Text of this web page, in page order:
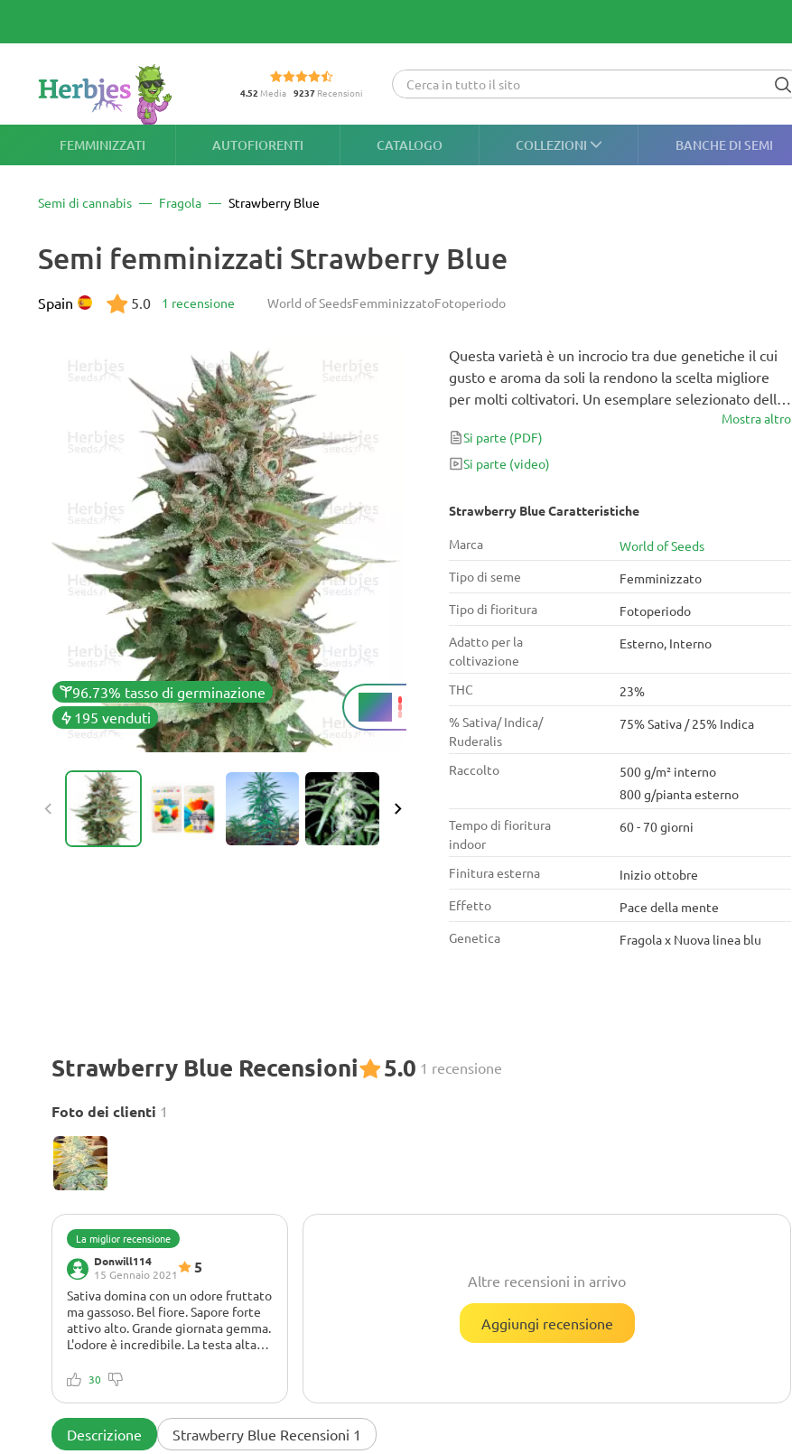
4.52 Media 9237 Recensioni
FEMMINIZZATI AUTOFIORENTI CATALOGO COLLEZIONI BANCHE DI SEMI
Semi di cannabis Fragola Strawberry Blue
96.73% tasso di germinazione
195 venduti
23%
THC
Semi femminizzati Strawberry Blue
World of SeedsFemminizzatoFotoperiodo
Spain 5.0 1 recensione
Strawberry Blue Caratteristiche
Marca
World of Seeds
Tipo di seme
Femminizzato
Tipo di fioritura
Fotoperiodo
Adatto per la
coltivazione
Esterno, Interno
THC
23%
% Sativa/ Indica/
Ruderalis
75% Sativa / 25% Indica
Raccolto
500 g/m² interno
800 g/pianta esterno
Tempo di fioritura
indoor
60 - 70 giorni
Finitura esterna
Inizio ottobre
Effetto
Pace della mente
Genetica
Fragola x Nuova linea blu
Strawberry Blue Recensioni 5.0 1 recensione
Foto dei clienti 1
La miglior recensione
Donwill114
15 Gennaio 2021
5
Sativa domina con un odore fruttato
ma gassoso. Bel fiore. Sapore forte
attivo alto. Grande giornata gemma.
L'odore è incredibile. La testa alta è
ceppo.
settimane. Non fa bene nei climi più
mondo. Ho avuto questo impiegare
fino a 10 settimane ci sono circa 3
30
Altre recensioni in arrivo
Aggiungi recensione
Descrizione Strawberry Blue Recensioni 1
Questa varietà è un incrocio tra due genetiche il cui
gusto e aroma da soli la rendono la scelta migliore
per molti coltivatori. Un esemplare selezionato della
famiglia Blue dal sapore spettacolare, incrociato con
la fruttata Strawberry ha prodotto una varietà
prevalentemente sativa ma con un breve ciclo di
Mostra altro
Si parte (PDF)
Si parte (video)